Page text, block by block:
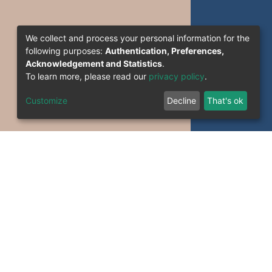
We collect and process your personal information for the
following purposes: Authentication, Preferences,
Acknowledgement and Statistics.
To learn more, please read our privacy policy.
Customize Decline That's ok